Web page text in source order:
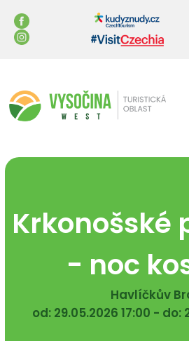
Krkonošské
- noc
Havlíčkův
od: 29.05.2026 17:00 - do: